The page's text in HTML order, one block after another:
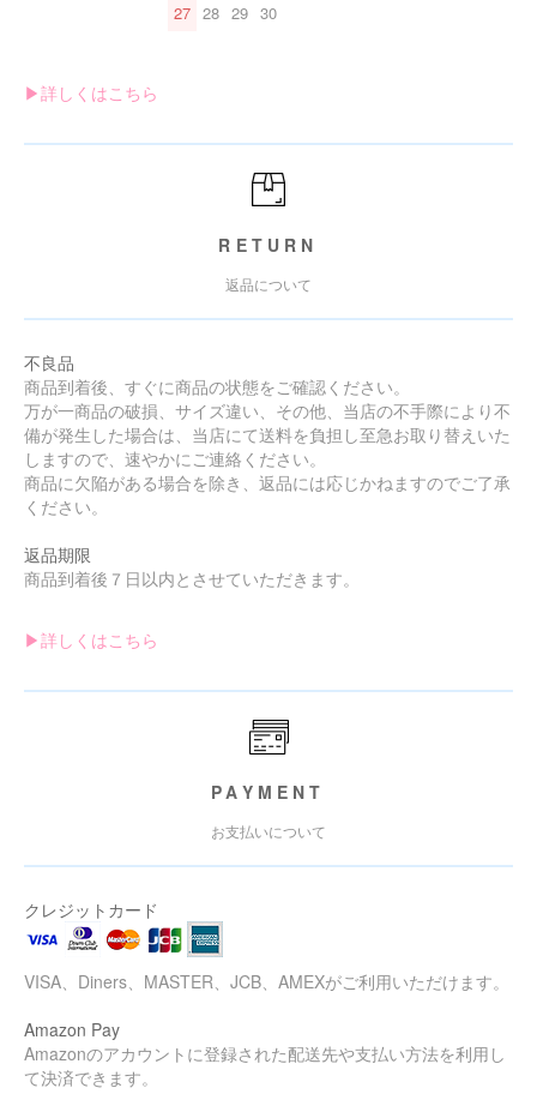
27 28 29 30
▶︎詳しくはこちら
RETURN
返品について
不良品
商品到着後、すぐに商品の状態をご確認ください。
万が一商品の破損、サイズ違い、その他、当店の不手際により不
備が発生した場合は、当店にて送料を負担し至急お取り替えいた
しますので、速やかにご連絡ください。
商品に欠陥がある場合を除き、返品には応じかねますのでご了承
ください。
返品期限
商品到着後７日以内とさせていただきます。
▶︎詳しくはこちら
PAYMENT
お支払いについて
クレジットカード
VISA、Diners、MASTER、JCB、AMEXがご利用いただけます。
Amazon Pay
Amazonのアカウントに登録された配送先や支払い方法を利用し
て決済できます。